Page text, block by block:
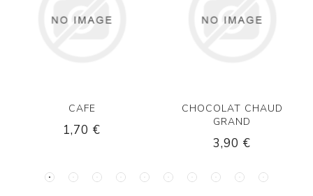
CAFE
1,70 €
CHOCOLAT CHAUD
GRAND
3,90 €